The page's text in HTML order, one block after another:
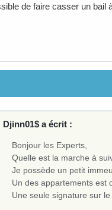
de faire casser un bail
Djinn01$ a écrit :
Bonjour les Experts,
Quelle est la marche à
Je possède un petit
Un des appartements
Une seule signature sur